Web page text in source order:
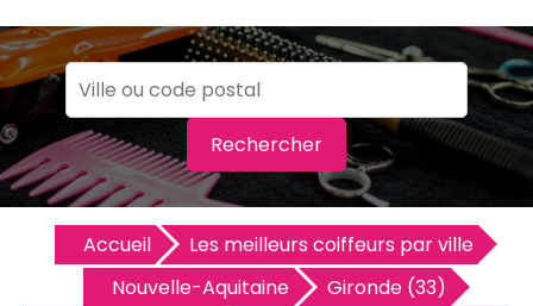
Rechercher
Accueil
Les meilleurs coiffeurs par ville
Nouvelle-Aquitaine
Gironde (33)